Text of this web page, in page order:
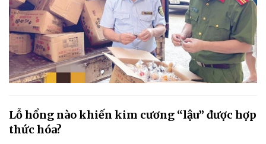
Lỗ hổng nào khiến kim cương “lậu” được hợp
thức hóa?